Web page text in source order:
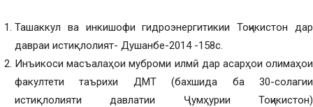
Ташаккул ва инкишофи гидроэнергитикии Тоҷикистон дар
давраи истиқлолият- Душанбе-2014 -158с.
Инъикоси масъалаҳои муброми илмӣ дар асарҳои олимаҳои
факултети таърихи ДМТ (бахшида ба 30-солагии
истиқлолияти давлатии Ҷумҳурии Тоҷикистон)